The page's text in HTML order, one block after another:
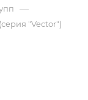
—
"Vector")